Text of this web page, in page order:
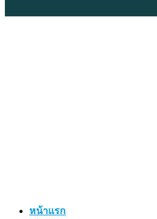
หน้าแรก